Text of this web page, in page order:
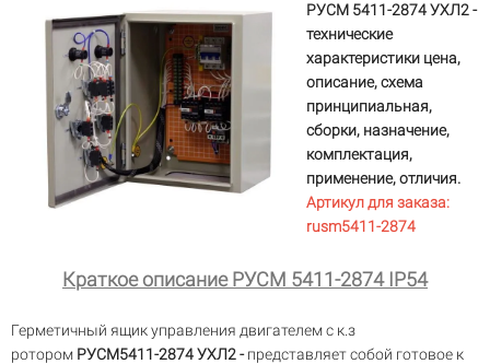
РУСМ 5411-2874 УХЛ2 -
технические
характеристики цена,
описание, схема
принципиальная,
сборки, назначение,
комплектация,
применение, отличия.
Артикул для заказа:
rusm5411-2874
Краткое описание РУСМ 5411-2874 IP54
Герметичный ящик управления двигателем с к.з
ротором РУСМ5411-2874 УХЛ2 -представляет собой готовое к